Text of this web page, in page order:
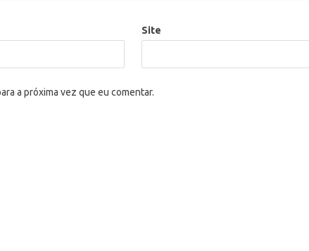
Site
a próxima vez que eu comentar.